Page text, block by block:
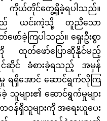
ကိုယ်တိုင်တွေ့ရှိခဲ့ရပါသည်။
သည် ယင်းကဲ့သို့ တူညီသော
ော်ခဲ့ကြပါသည်။ ရှေးဦးစွာ
ထုတ်ဖော်ပြောဆိုနိုင်မည့်
င်ဆိုင် ခံစားခဲ့ရသည့် အမှန်
ရရှိအောင် ဆောင်ရွက်လိုကြ
များ၏ ဆောင်ရွက်မှုများ
ဝန်ရှိသူများကို အရေးယူပေး